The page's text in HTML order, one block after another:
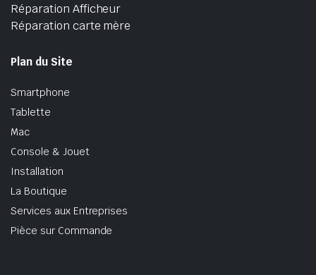
Réparation Afficheur
Réparation carte mère
Plan du Site
Smartphone
Tablette
Mac
Console & Jouet
Installation
La Boutique
Services aux Entreprises
Pièce sur Commande